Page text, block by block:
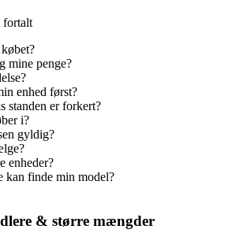
fortalt
mine penge?
enhed først?
standen er forkert?
i?
gyldig?
enheder?
kan finde min model?
& større mængder